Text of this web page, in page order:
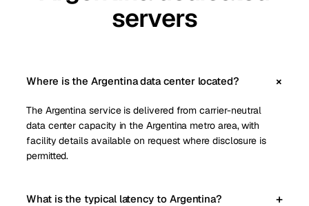
servers
Where is the Argentina data center located?
The Argentina service is delivered from carrier-neutral
data center capacity in the Argentina metro area, with
facility details available on request where disclosure is
permitted.
What is the typical latency to Argentina?